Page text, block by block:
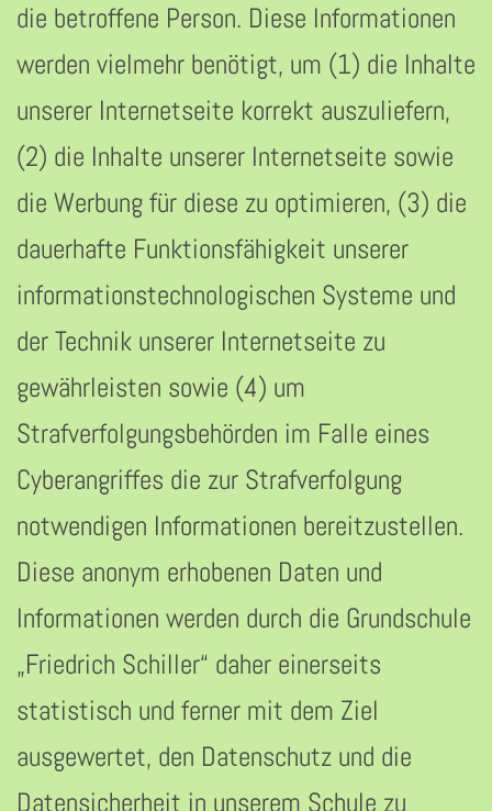
die betroffene Person. Diese Informationen
werden vielmehr benötigt, um (1) die Inhalte
unserer Internetseite korrekt auszuliefern,
(2) die Inhalte unserer Internetseite sowie
die Werbung für diese zu optimieren, (3) die
dauerhafte Funktionsfähigkeit unserer
informationstechnologischen Systeme und
der Technik unserer Internetseite zu
gewährleisten sowie (4) um
Strafverfolgungsbehörden im Falle eines
Cyberangriffes die zur Strafverfolgung
notwendigen Informationen bereitzustellen.
Diese anonym erhobenen Daten und
Informationen werden durch die Grundschule
„Friedrich Schiller“ daher einerseits
statistisch und ferner mit dem Ziel
ausgewertet, den Datenschutz und die
Datensicherheit in unserem Schule zu